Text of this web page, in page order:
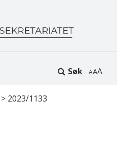
Søk A
> 2023/1133